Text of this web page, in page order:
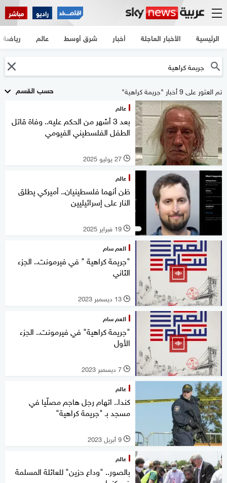
راديو مباشر
الرئيسية الأخبار العاجلة أخبار شرق أوسط عالم رياضة
حسب القسم تم العثور على 9 أخبار "جريمة كراهية"
عالم
بعد 3 أشهر من الحكم عليه.. وفاة قاتل
الطفل الفلسطيني الفيومي
l 27 يوليو 2025
عالم
ظن أنهما فلسطينيان.. أميركي يطلق
النار على إسرائيليين
l 19 فبراير 2025
العم سام
"جريمة كراهية " في فيرمونت.. الجزء
الثاني
l 13 ديسمبر 2023
العم سام
"جريمة كراهية" في فيرمونت.. الجزء
الأول
l 7 ديسمبر 2023
عالم
كندا.. اتهام رجل هاجم مصلّيا في
مسجد بـ "جريمة كراهية"
l 9 أبريل 2023
عالم
بالصور.. "وداع حزين" للعائلة المسلمة